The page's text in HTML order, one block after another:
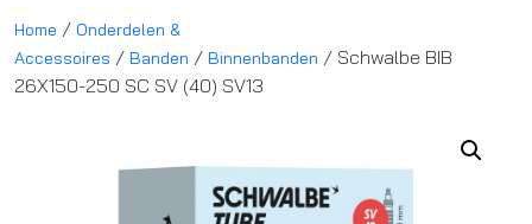
Home / Onderdelen &
Accessoires / Banden / Binnenbanden / Schwalbe BIB
26X150-250 SC SV (40) SV13